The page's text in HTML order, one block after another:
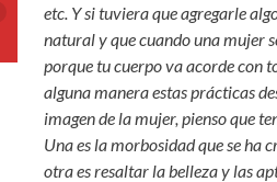
etc. Y si tuviera que agregarle
natural y que cuando una mujer
porque tu cuerpo va acorde con
alguna manera estas prácticas
imagen de la mujer, pienso que
Una es la morbosidad que se ha
otra es resaltar la belleza y las
30°C 31°C 31°C 31°C